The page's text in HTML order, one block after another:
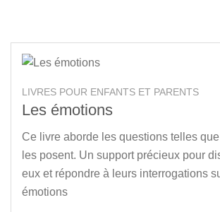
LIVRES POUR ENFANTS ET PARENTS
Les émotions
Ce livre aborde les questions telles
les posent. Un support précieux pour
eux et répondre à leurs interrogations
émotions